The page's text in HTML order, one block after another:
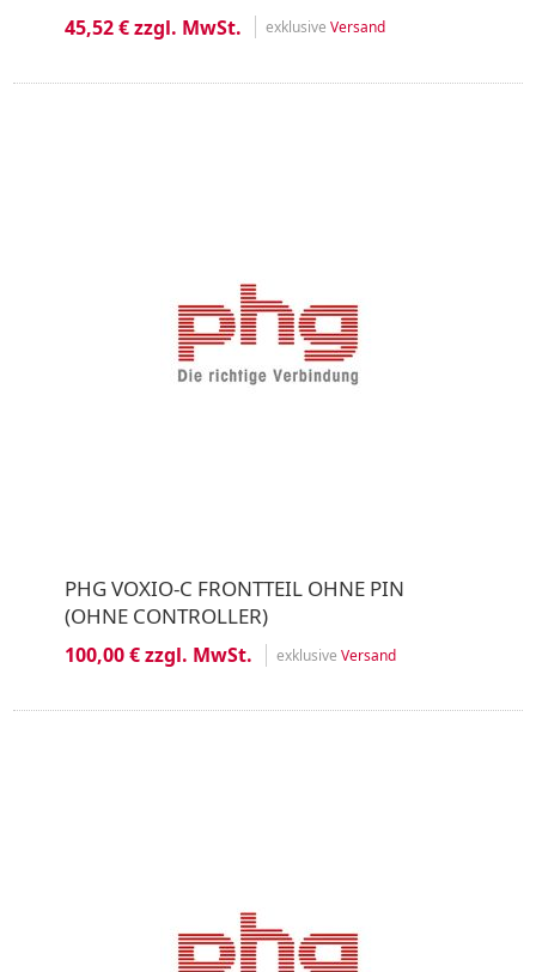
45,52 € zzgl. MwSt. exklusive Versand
PHG VOXIO-C FRONTTEIL OHNE PIN
(OHNE CONTROLLER)
100,00 € zzgl. MwSt. exklusive Versand